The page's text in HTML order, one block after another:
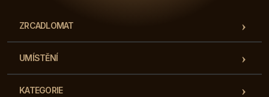
ZRCADLOMAT
UMÍSTĚNÍ
KATEGORIE